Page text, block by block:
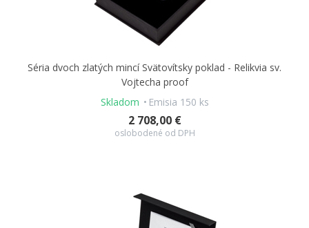
Séria dvoch zlatých mincí Svätovítsky poklad - Relikvia sv.
Vojtecha proof
Skladom
Emisia 150 ks
2 708,00 €
oslobodené od DPH